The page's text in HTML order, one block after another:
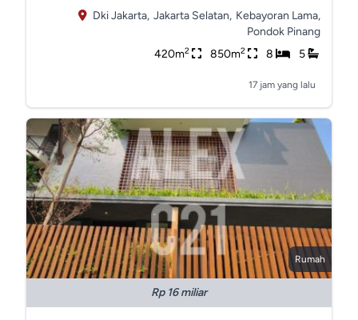
Dki Jakarta, Jakarta Selatan, Kebayoran Lama,
Pondok Pinang
420m2 850m2 8 5
17 jam yang lalu
Rumah
Rp 16 miliar